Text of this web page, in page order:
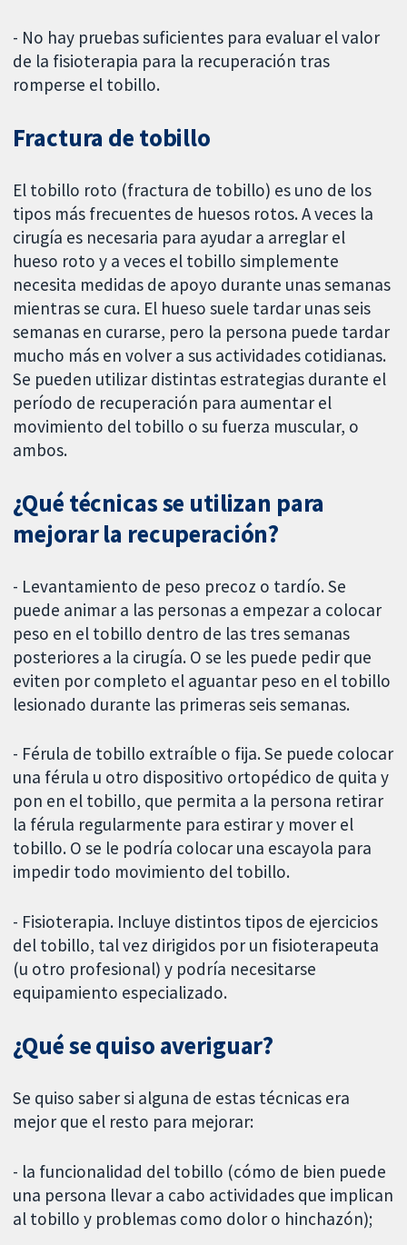
- No hay pruebas suficientes para evaluar el valor
de la fisioterapia para la recuperación tras
romperse el tobillo.
Fractura de tobillo
El tobillo roto (fractura de tobillo) es uno de los
tipos más frecuentes de huesos rotos. A veces la
cirugía es necesaria para ayudar a arreglar el
hueso roto y a veces el tobillo simplemente
necesita medidas de apoyo durante unas semanas
mientras se cura. El hueso suele tardar unas seis
semanas en curarse, pero la persona puede tardar
mucho más en volver a sus actividades cotidianas.
Se pueden utilizar distintas estrategias durante el
período de recuperación para aumentar el
movimiento del tobillo o su fuerza muscular, o
ambos.
¿Qué técnicas se utilizan para
mejorar la recuperación?
- Levantamiento de peso precoz o tardío. Se
puede animar a las personas a empezar a colocar
peso en el tobillo dentro de las tres semanas
posteriores a la cirugía. O se les puede pedir que
eviten por completo el aguantar peso en el tobillo
lesionado durante las primeras seis semanas.
- Férula de tobillo extraíble o fija. Se puede colocar
una férula u otro dispositivo ortopédico de quita y
pon en el tobillo, que permita a la persona retirar
la férula regularmente para estirar y mover el
tobillo. O se le podría colocar una escayola para
impedir todo movimiento del tobillo.
- Fisioterapia. Incluye distintos tipos de ejercicios
del tobillo, tal vez dirigidos por un fisioterapeuta
(u otro profesional) y podría necesitarse
equipamiento especializado.
¿Qué se quiso averiguar?
Se quiso saber si alguna de estas técnicas era
mejor que el resto para mejorar:
- la funcionalidad del tobillo (cómo de bien puede
una persona llevar a cabo actividades que implican
al tobillo y problemas como dolor o hinchazón);